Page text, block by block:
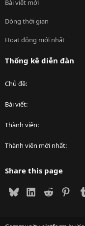
Bài viết mới
Dòng thời gian
Hoạt động mới nhất
Thống kê diễn đàn
Chủ đề
Bài viết
Thành viên
Thành viên mới nhất
Share this page
BlueskyLinkedIn
Reddit